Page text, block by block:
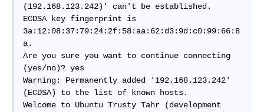
(192.168.123.242)' can't be established.
ECDSA key fingerprint is
3a:12:08:37:79:24:2f:58:aa:62:d3:9d:c0:99:66:8
a.
Are you sure you want to continue connecting
(yes/no)? yes
Warning: Permanently added '192.168.123.242'
(ECDSA) to the list of known hosts.
Welcome to Ubuntu Trusty Tahr (development